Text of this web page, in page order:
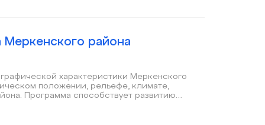
Меркенского района
характеристики Меркенского
положении, рельефе, климате,
Программа способствует развитию